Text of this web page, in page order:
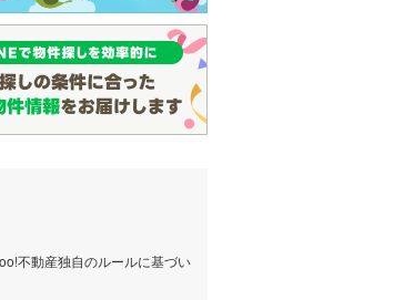
不動産独自のルールに基づい